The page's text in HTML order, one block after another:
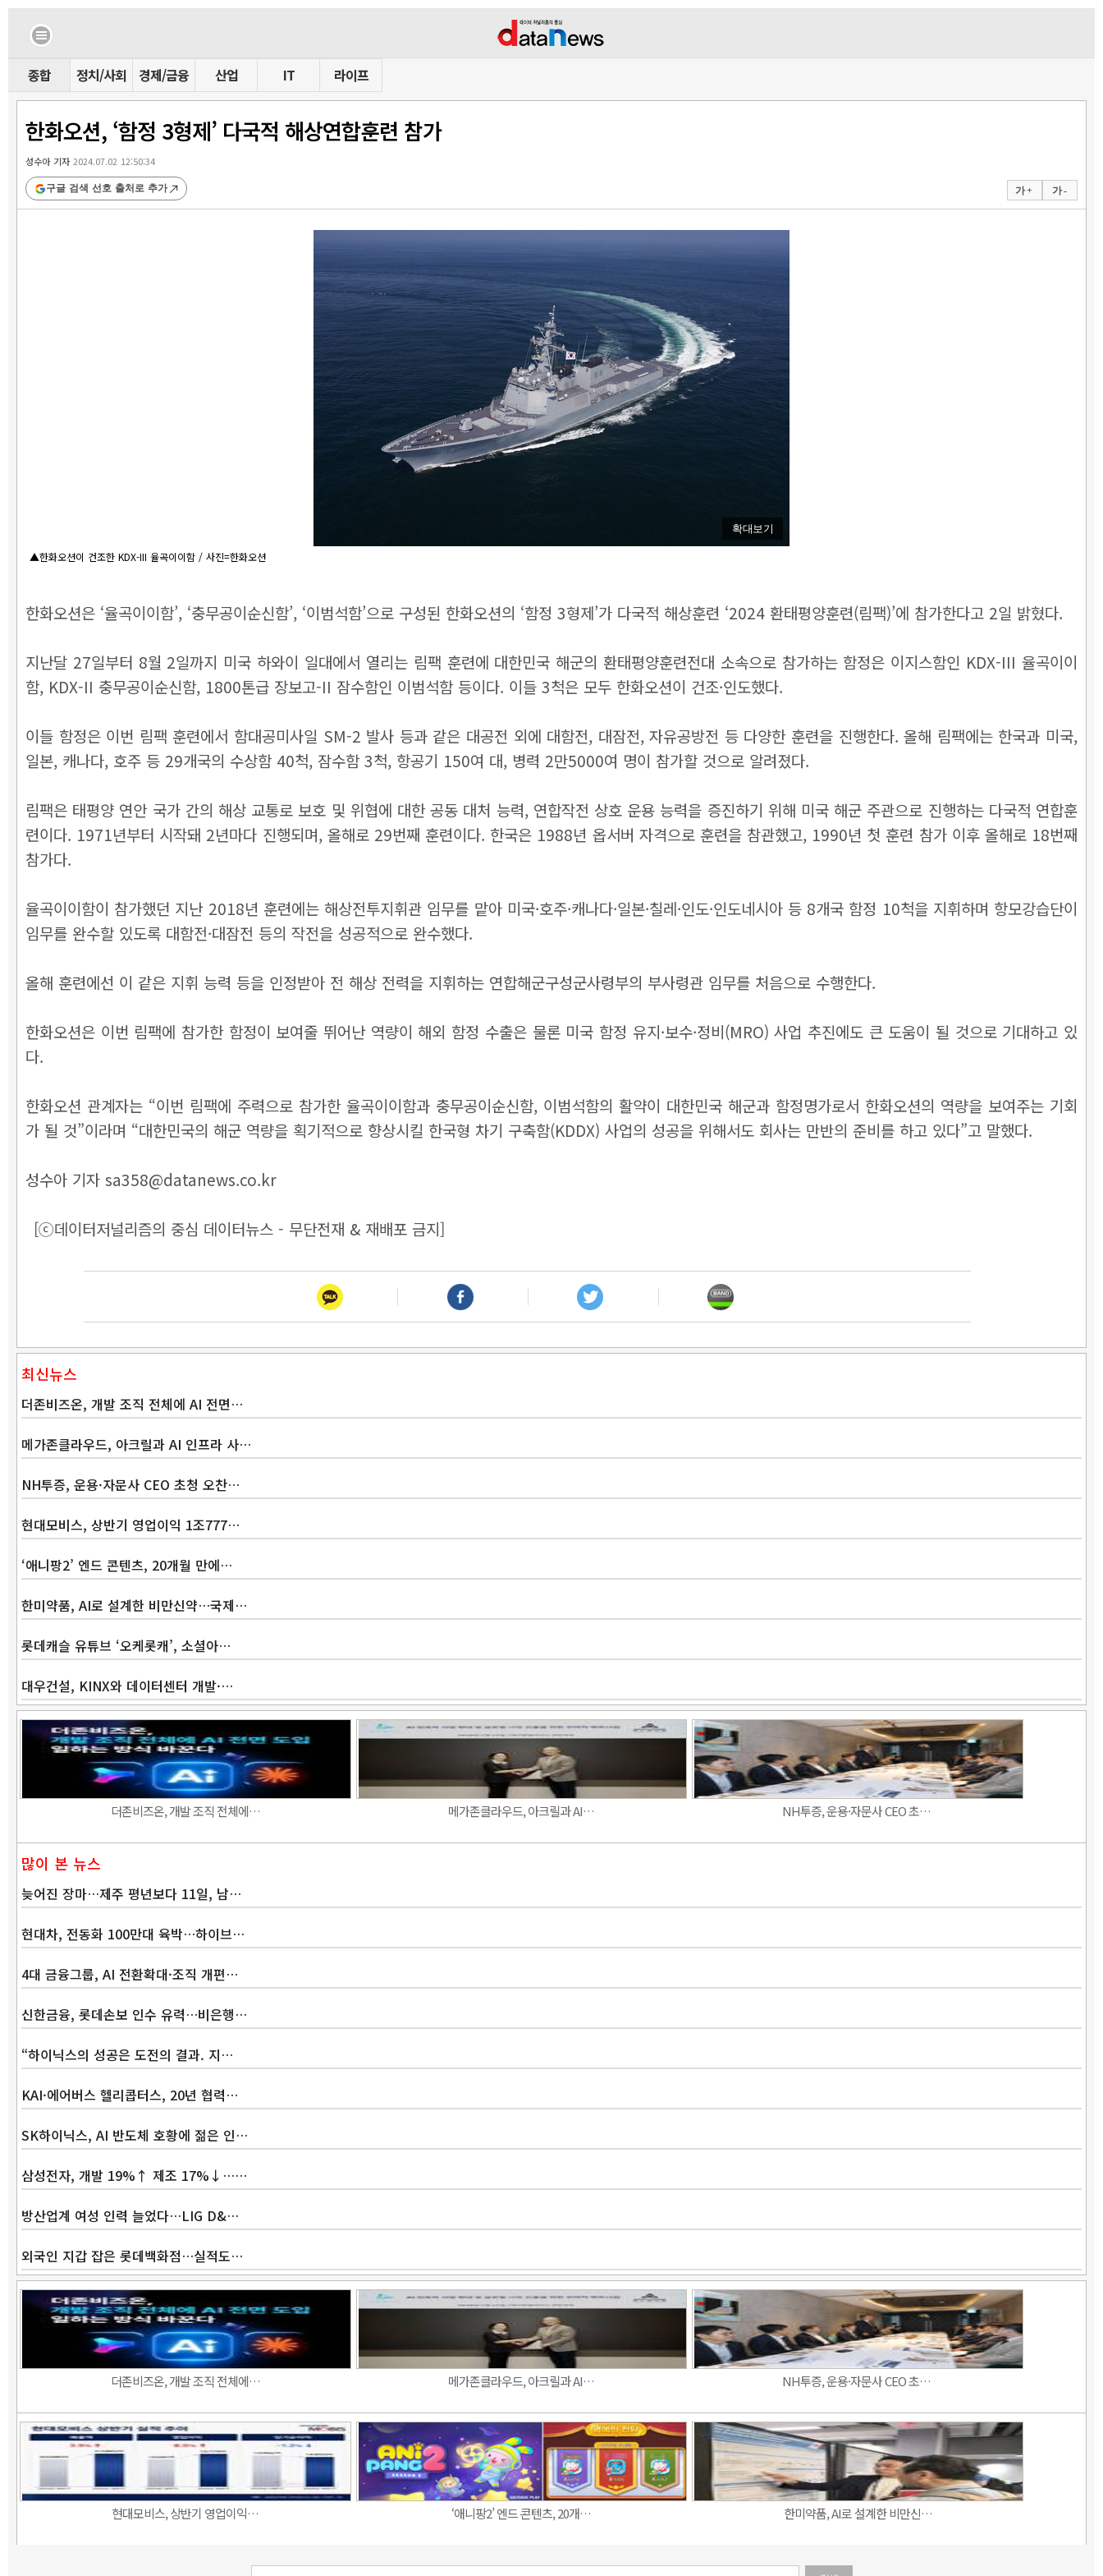
종합 정치/사회 경제/금융 산업 IT 라이프
한화오션, ‘함정 3형제’ 다국적 해상연합훈련 참가
성수아 기자2024.07.02 12:50:34
가 + 가 -
구글 검색 선호 출처로 추가
확대보기
▲한화오션이 건조한 KDX-III 율곡이이함 / 사진=한화오션
한화오션은 ‘율곡이이함’, ‘충무공이순신함’, ‘이범석함’으로 구성된 한화오션의 ‘함정 3형제’가 다국적 해상훈련 ‘2024 환태평양훈련(림팩)’에 참가한다고 2일 밝혔다.
지난달 27일부터 8월 2일까지 미국 하와이 일대에서 열리는 림팩 훈련에 대한민국 해군의 환태평양훈련전대 소속으로 참가하는 함정은 이지스함인 KDX-III 율곡이이
함, KDX-II 충무공이순신함, 1800톤급 장보고-II 잠수함인 이범석함 등이다. 이들 3척은 모두 한화오션이 건조·인도했다.
이들 함정은 이번 림팩 훈련에서 함대공미사일 SM-2 발사 등과 같은 대공전 외에 대함전, 대잠전, 자유공방전 등 다양한 훈련을 진행한다. 올해 림팩에는 한국과 미국,
일본, 캐나다, 호주 등 29개국의 수상함 40척, 잠수함 3척, 항공기 150여 대, 병력 2만5000여 명이 참가할 것으로 알려졌다.
림팩은 태평양 연안 국가 간의 해상 교통로 보호 및 위협에 대한 공동 대처 능력, 연합작전 상호 운용 능력을 증진하기 위해 미국 해군 주관으로 진행하는 다국적 연합훈
련이다. 1971년부터 시작돼 2년마다 진행되며, 올해로 29번째 훈련이다. 한국은 1988년 옵서버 자격으로 훈련을 참관했고, 1990년 첫 훈련 참가 이후 올해로 18번째
참가다.
율곡이이함이 참가했던 지난 2018년 훈련에는 해상전투지휘관 임무를 맡아 미국·호주·캐나다·일본·칠레·인도·인도네시아 등 8개국 함정 10척을 지휘하며 항모강습단이
임무를 완수할 있도록 대함전·대잠전 등의 작전을 성공적으로 완수했다.
올해 훈련에선 이 같은 지휘 능력 등을 인정받아 전 해상 전력을 지휘하는 연합해군구성군사령부의 부사령관 임무를 처음으로 수행한다.
한화오션은 이번 림팩에 참가한 함정이 보여줄 뛰어난 역량이 해외 함정 수출은 물론 미국 함정 유지·보수·정비(MRO) 사업 추진에도 큰 도움이 될 것으로 기대하고 있
다.
한화오션 관계자는 “이번 림팩에 주력으로 참가한 율곡이이함과 충무공이순신함, 이범석함의 활약이 대한민국 해군과 함정명가로서 한화오션의 역량을 보여주는 기회
가 될 것”이라며 “대한민국의 해군 역량을 획기적으로 향상시킬 한국형 차기 구축함(KDDX) 사업의 성공을 위해서도 회사는 만반의 준비를 하고 있다”고 말했다.
성수아 기자 sa358@datanews.co.kr
[ⓒ데이터저널리즘의 중심 데이터뉴스 - 무단전재 & 재배포 금지]
최신뉴스
더존비즈온, 개발 조직 전체에 AI 전면…
메가존클라우드, 아크릴과 AI 인프라 사…
NH투증, 운용·자문사 CEO 초청 오찬…
현대모비스, 상반기 영업이익 1조777…
‘애니팡2’ 엔드 콘텐츠, 20개월 만에…
한미약품, AI로 설계한 비만신약…국제…
롯데캐슬 유튜브 ‘오케롯캐’, 소셜아…
대우건설, KINX와 데이터센터 개발·…
더존비즈온, 개발 조직 전체에… 메가존클라우드, 아크릴과 AI… NH투증, 운용·자문사 CEO 초…
많이 본 뉴스
늦어진 장마…제주 평년보다 11일, 남…
현대차, 전동화 100만대 육박…하이브…
4대 금융그룹, AI 전환확대·조직 개편…
신한금융, 롯데손보 인수 유력…비은행…
“하이닉스의 성공은 도전의 결과. 지…
KAI·에어버스 헬리콥터스, 20년 협력…
SK하이닉스, AI 반도체 호황에 젊은 인…
삼성전자, 개발 19%↑ 제조 17%↓……
방산업계 여성 인력 늘었다…LIG D&…
외국인 지갑 잡은 롯데백화점…실적도…
더존비즈온, 개발 조직 전체에… 메가존클라우드, 아크릴과 AI… NH투증, 운용·자문사 CEO 초…
현대모비스, 상반기 영업이익… ‘애니팡2’ 엔드 콘텐츠, 20개… 한미약품, AI로 설계한 비만신…